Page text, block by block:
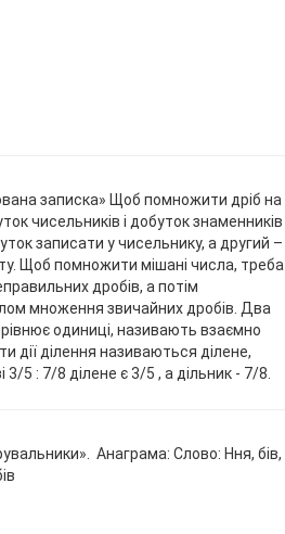
записка» Щоб помножити дріб на
чисельників і добуток знаменників
записати у чисельнику, а другий –
Щоб помножити мішані числа, треба
дробів, а потім
множення звичайних дробів. Два
одиниці, називають взаємно
дії ділення називаються ділене,
3/5 : 7/8 ділене є 3/5 , а дільник - 7/8.
Анаграма: Слово: Ння, бів,